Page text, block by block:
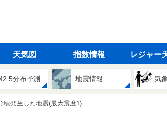
天気図 指数情報 レジャー
分布予測 地震情報 気
頃発生した地震(最大震度1)